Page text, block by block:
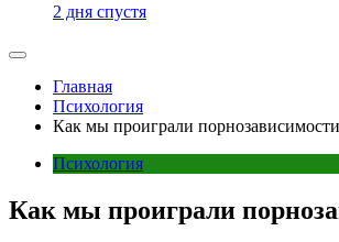
2 дня спустя
Главная
Психология
Как мы проиграли порнозависимости
Психология
Как мы проиграли